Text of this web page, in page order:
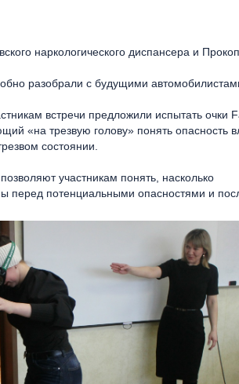
наркологического диспансера и
разобрали с будущими
встречи предложили испытать
«на трезвую голову» понять опасность
состоянии.
участникам понять, насколько
перед потенциальными опасностями и